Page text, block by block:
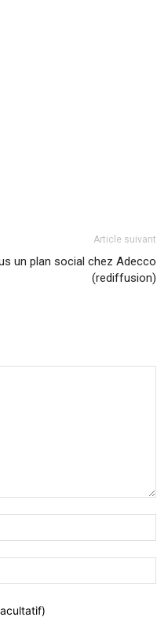
Article suivant
un plan social chez Adecco
(rediffusion)